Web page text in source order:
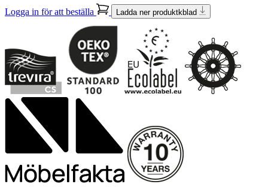
Logga in för att beställa Ladda ner produktkblad